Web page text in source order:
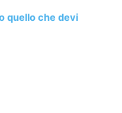
quello che devi
Invece, dopo avere
irritata e arrossata; in
l’abbronzatura.